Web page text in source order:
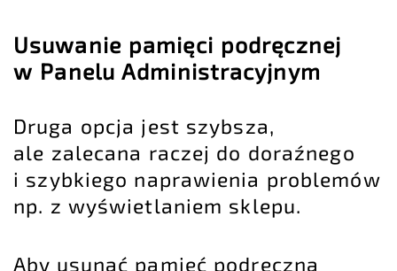
Usuwanie pamięci podręcznej
w Panelu Administracyjnym
Druga opcja jest szybsza,
ale zalecana raczej do doraźnego
i szybkiego naprawienia problemów
np. z wyświetlaniem sklepu.
Aby usunąć pamięć podręczną